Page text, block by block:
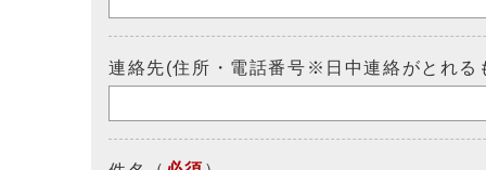
連絡先(住所・電話番号※日中連絡がとれる